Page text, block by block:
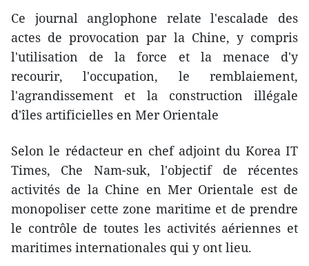
Ce journal anglophone relate l'escalade des
actes de provocation par la Chine, y compris
l'utilisation de la force et la menace d'y
recourir, l'occupation, le remblaiement,
l'agrandissement et la construction illégale
d'îles artificielles en Mer Orientale
Selon le rédacteur en chef adjoint du Korea IT
Times, Che Nam-suk, l'objectif de récentes
activités de la Chine en Mer Orientale est de
monopoliser cette zone maritime et de prendre
le contrôle de toutes les activités aériennes et
maritimes internationales qui y ont lieu.